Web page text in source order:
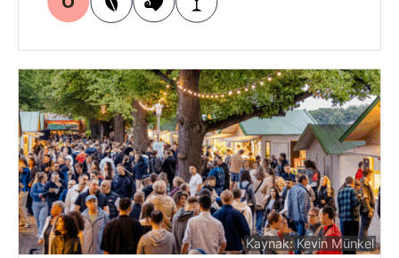
Kaynak: Kevin Münkel